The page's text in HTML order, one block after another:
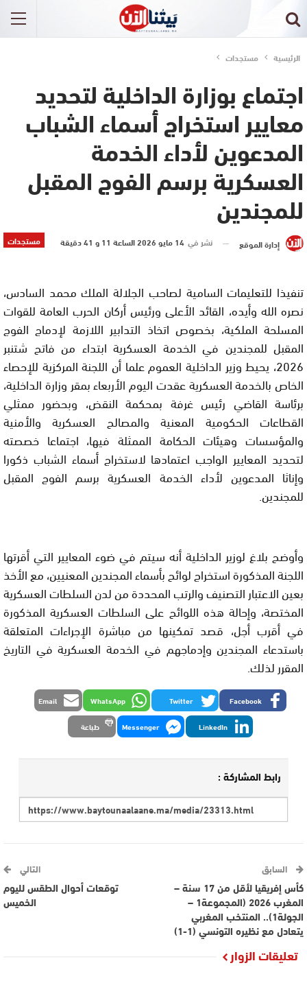
الرئيسية مستجدات
اجتماع بوزارة الداخلية لتحديد
معايير استخراج أسماء الشباب
المدعوين لأداء الخدمة
العسكرية برسم الفوج المقبل
للمجندين
مستجدات إدارة الموقع نشر في 14 مايو 2026 الساعة 11 و 41 دقيقة
تنفيذا للتعليمات السامية لصاحب الجلالة الملك محمد السادس،
نصره الله وأيده، القائد الأعلى ورئيس أركان الحرب العامة للقوات
المسلحة الملكية، بخصوص اتخاذ التدابير اللازمة لإدماج الفوج
المقبل للمجندين في الخدمة العسكرية ابتداء من فاتح شتنبر
2026، يحيط وزير الداخلية العموم علما أن اللجنة المركزية للإحصاء
الخاص بالخدمة العسكرية عقدت اليوم الأربعاء بمقر وزارة الداخلية،
برئاسة القاضي رئيس غرفة بمحكمة النقض، وبحضور ممثلي
القطاعات الحكومية المعنية والمصالح العسكرية والأمنية
والمؤسسات وهيئات الحكامة الممثلة فيها، اجتماعا خصصته
لتحديد المعايير الواجب اعتمادها لاستخراج أسماء الشباب ذكورا
وإناثا المدعوين لأداء الخدمة العسكرية برسم الفوج المقبل
للمجندين.
وأوضح بلاغ لوزير الداخلية أنه سيتم في ضوء المعايير التي أقرتها
اللجنة المذكورة استخراج لوائح بأسماء المجندين المعنيين، مع الأخذ
بعين الاعتبار التصنيف والرتب المحددة من لدن السلطات العسكرية
المختصة، وإحالة هذه اللوائح على السلطات العسكرية المذكورة
في أقرب أجل، قصد تمكينها من مباشرة الإجراءات المتعلقة
باستدعاء المجندين وإدماجهم في الخدمة العسكرية في التاريخ
المقرر لذلك.
Facebook
Twitter
WhatsApp
Email
LinkedIn
Messenger طباعة
رابط المشاركة :
السابق
كأس إفريقيا لأقل من 17 سنة –
المغرب 2026 (المجموعة1 –
الجولة1).. المنتخب المغربي
يتعادل مع نظيره التونسي (1-1)
التالي
توقعات أحوال الطقس لليوم
الخميس
تعليقات الزوار